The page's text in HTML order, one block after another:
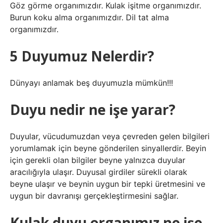
Göz görme organımızdır. Kulak işitme organımızdır.
Burun koku alma organımızdır. Dil tat alma
organımızdır.
5 Duyumuz Nelerdir?
Dünyayı anlamak beş duyumuzla mümkün!!!
Duyu nedir ne işe yarar?
Duyular, vücudumuzdan veya çevreden gelen bilgileri
yorumlamak için beyne gönderilen sinyallerdir. Beyin
için gerekli olan bilgiler beyne yalnızca duyular
aracılığıyla ulaşır. Duyusal girdiler sürekli olarak
beyne ulaşır ve beynin uygun bir tepki üretmesini ve
uygun bir davranışı gerçekleştirmesini sağlar.